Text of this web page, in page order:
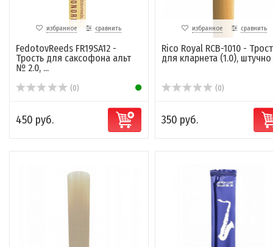
избранное сравнить
FedotovReeds FR19SA12 -
Трость для саксофона альт
№ 2.0, ...
(0)
450 руб.
избранное сравнить
Rico Royal RCB-1010 -
для кларнета (1.0), штучно
(0)
350 руб.